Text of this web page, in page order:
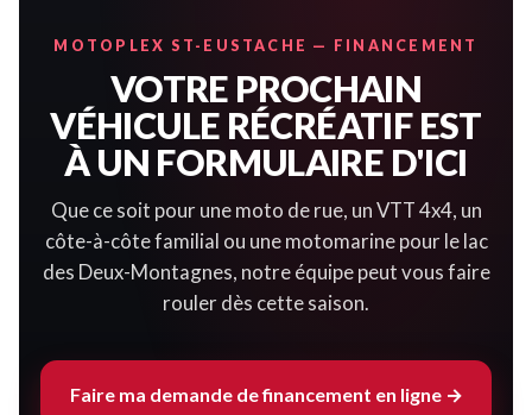
MOTOPLEX ST-EUSTACHE — FINANCEMENT
VOTRE PROCHAIN
VÉHICULE RÉCRÉATIF EST
À UN FORMULAIRE D'ICI
Que ce soit pour une moto de rue, un VTT 4x4, un
côte-à-côte familial ou une motomarine pour le lac
des Deux-Montagnes, notre équipe peut vous faire
rouler dès cette saison.
Faire ma demande de financement en ligne →